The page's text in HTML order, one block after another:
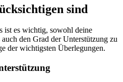
sind
ist es wichtig, sowohl deine
den Grad der Unterstützung zu
der wichtigsten Überlegungen.